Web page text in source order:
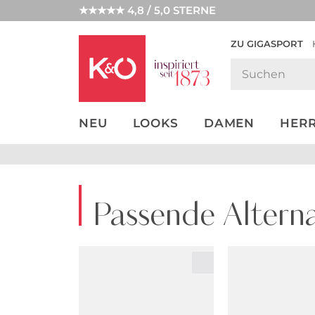
★★★★★ 4,8 / 5,0 STERNE
ZU GIGASPORT
NEU LOOKS DAMEN
NEW IN
WEDDING
Passende